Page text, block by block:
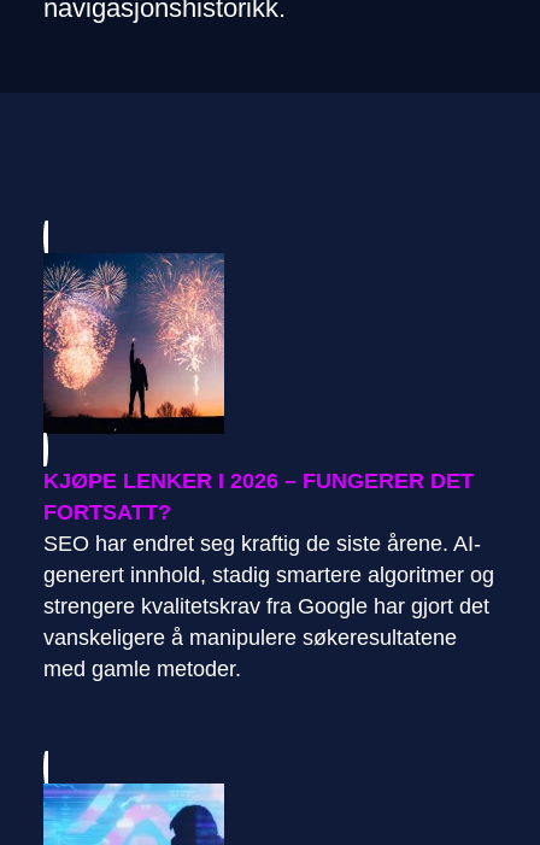
navigasjonshistorikk.
KJØPE LENKER I 2026 – FUNGERER DET
FORTSATT?
SEO har endret seg kraftig de siste årene. AI-
generert innhold, stadig smartere algoritmer og
strengere kvalitetskrav fra Google har gjort det
vanskeligere å manipulere søkeresultatene
med gamle metoder.